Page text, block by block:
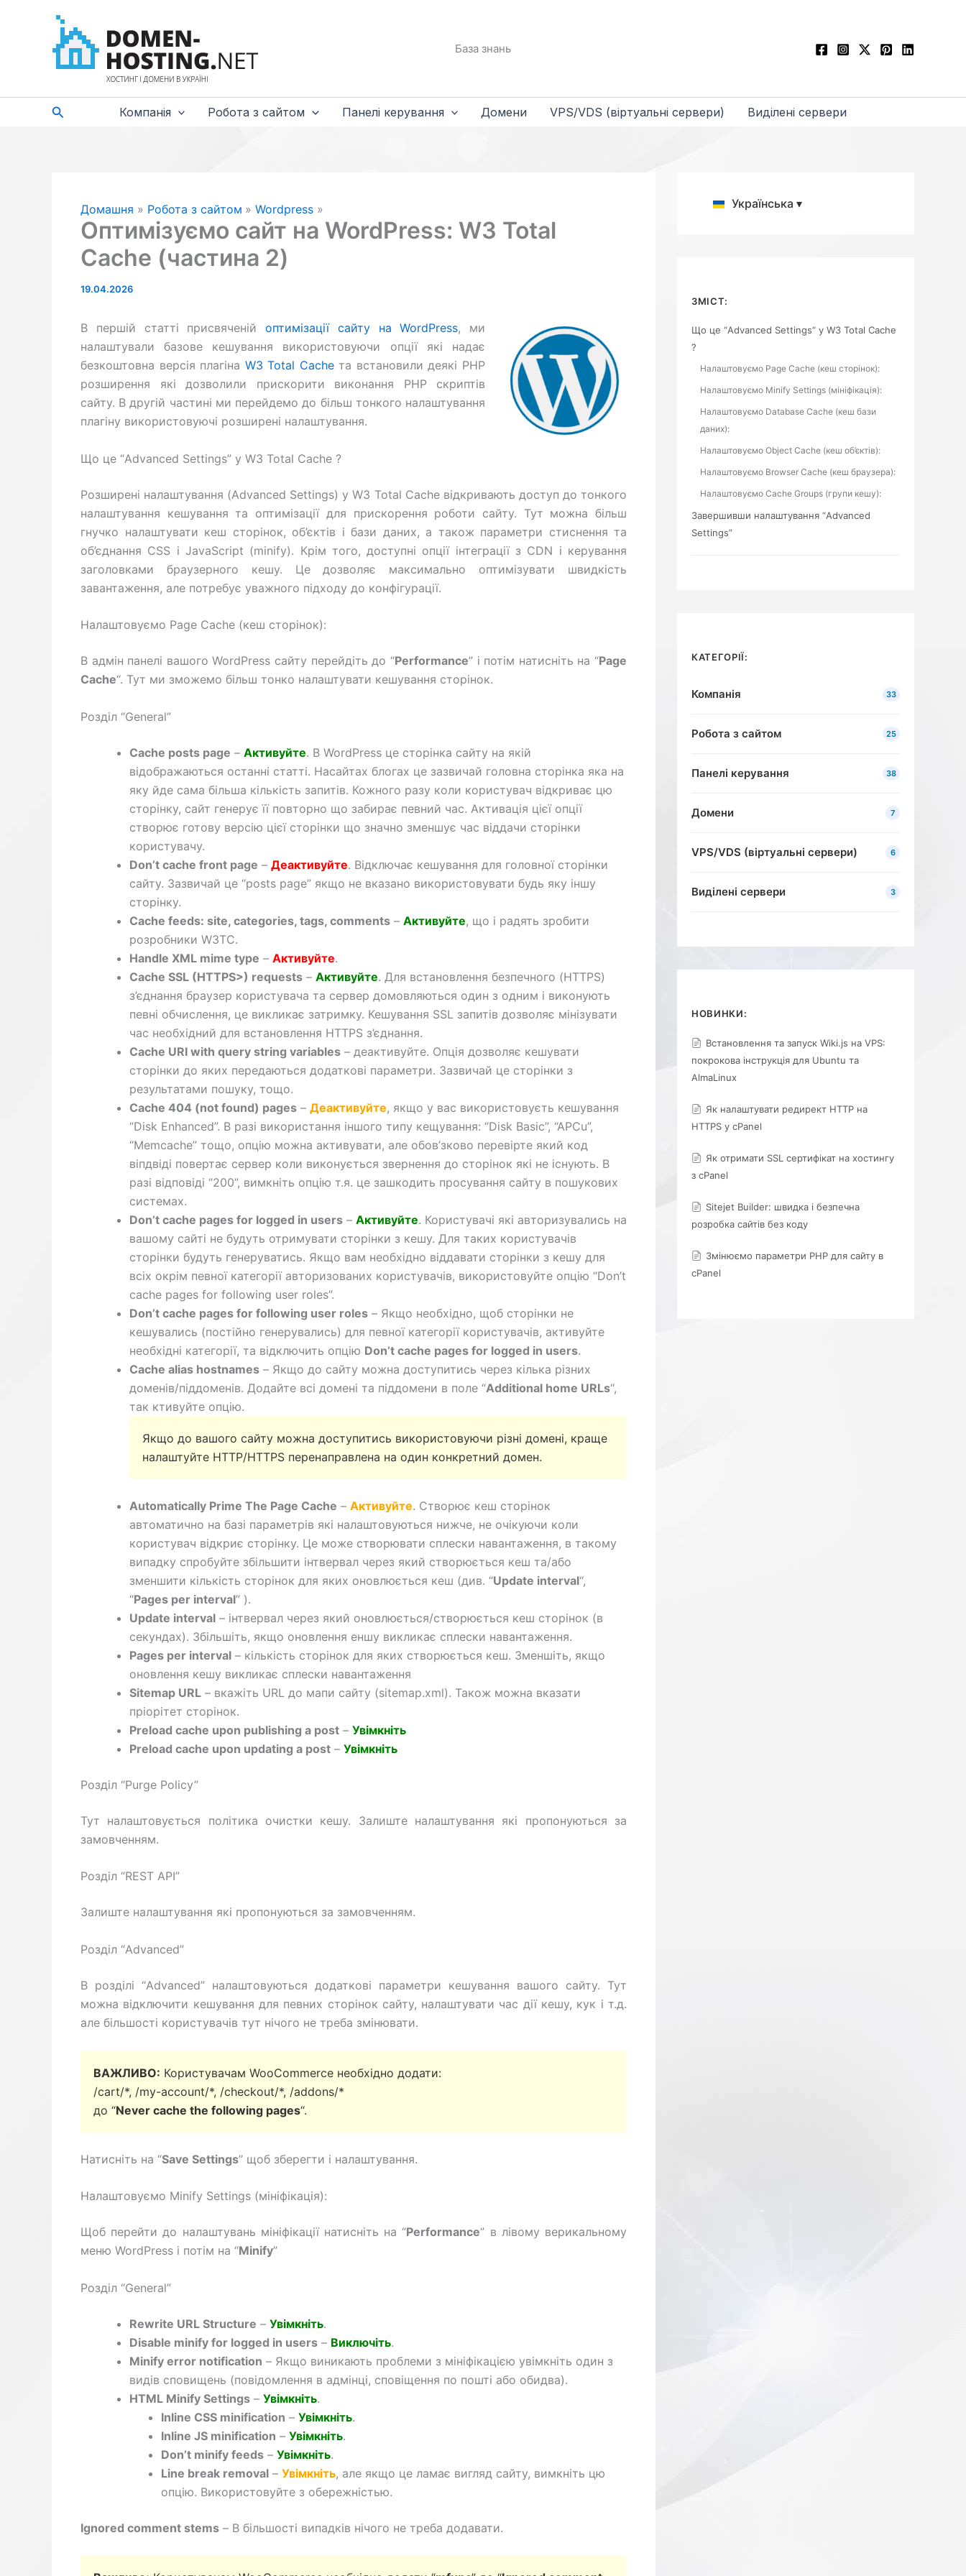
База знань
Пошук Компанія Робота з сайтом Панелі керування Домени VPS/VDS (віртуальні сервери) Виділені сервери
Домашня Робота з сайтом Wordpress
Оптимізуємо сайт на WordPress: W3 Total
Cache (частина 2)
19.04.2026
В першій статті присвяченій оптимізації сайту на WordPress, ми
налаштували базове кешування використовуючи опції які надає
безкоштовна версія плагіна W3 Total Cacheта встановили деякі PHP
розширення які дозволили прискорити виконання PHP скриптів
сайту. В другій частині ми перейдемо до більш тонкого налаштування
плагіну використовуючі розширені налаштування.
Що це “Advanced Settings” у W3 Total Cache ?
Розширені налаштування (Advanced Settings) у W3 Total Cache відкривають доступ до тонкого
налаштування кешування та оптимізації для прискорення роботи сайту. Тут можна більш
гнучко налаштувати кеш сторінок, об’єктів і бази даних, а також параметри стиснення та
об’єднання CSS і JavaScript (minify). Крім того, доступні опції інтеграції з CDN і керування
заголовками браузерного кешу. Це дозволяє максимально оптимізувати швидкість
завантаження, але потребує уважного підходу до конфігурації.
Налаштовуємо Page Cache (кеш сторінок):
В адмін панелі вашого WordPress сайту перейдіть до “Performance” і потім натисніть на “Page
Cache“. Тут ми зможемо більш тонко налаштувати кешування сторінок.
Розділ “General”
Cache posts page – Активуйте. В WordPress це сторінка сайту на якій
відображаються останні статті. Насайтах блогах це зазвичай головна сторінка яка на
яку йде сама більша кількість запитів. Кожного разу коли користувач відкриває цю
сторінку, сайт генерує її повторно що забирає певний час. Активація цієї опції
створює готову версію цієї сторінки що значно зменшує час віддачи сторінки
користувачу.
Don’t cache front page – Деактивуйте. Відключає кешування для головної сторінки
сайту. Зазвичай це “posts page” якщо не вказано використовувати будь яку іншу
сторінку.
Cache feeds: site, categories, tags, comments – Активуйте, що і радять зробити
розробники W3TC.
Handle XML mime type – Активуйте.
Cache SSL (HTTPS>) requests – Активуйте. Для встановлення безпечного (HTTPS)
з’єднання браузер користувача та сервер домовляються один з одним і виконують
певні обчислення, це викликає затримку. Кешування SSL запитів дозволяє мінізувати
час необхідний для встановлення HTTPS з’єднання.
Cache URI with query string variables – деактивуйте. Опція дозволяє кешувати
сторінки до яких передаються додаткові параметри. Зазвичай це сторінки з
результатами пошуку, тощо.
Cache 404 (not found) pages – Деактивуйте, якщо у вас використовуєть кешування
“Disk Enhanced”. В разі використання іншого типу кещування: “Disk Basic”, “APCu”,
“Memcache” тощо, опцію можна активувати, але обов’зково перевірте який код
віпдвіді повертає сервер коли виконується звернення до сторінок які не існують. В
разі відповіді “200”, вимкніть опцію т.я. це зашкодить просування сайту в пошукових
системах.
Don’t cache pages for logged in users – Активуйте. Користувачі які авторизувались на
вашому сайті не будуть отримувати сторінки з кешу. Для таких користувачів
сторінки будуть генеруватись. Якщо вам необхідно віддавати сторінки з кешу для
всіх окрім певної категорії авторизованих користувачів, використовуйте опцію “Don’t
cache pages for following user roles”.
Don’t cache pages for following user roles – Якщо необхідно, щоб сторінки не
кешувались (постійно генерувались) для певної категорії користувачів, активуйте
необхідні категорії, та відключить опцію Don’t cache pages for logged in users.
Cache alias hostnames – Якщо до сайту можна доступитись через кілька різних
доменів/піддоменів. Додайте всі домені та піддомени в поле “Additional home URLs“,
так ктивуйте опцію.
Якщо до вашого сайту можна доступитись використовуючи різні домені, краще
налаштуйте HTTP/HTTPS перенаправлена на один конкретний домен.
Automatically Prime The Page Cache – Активуйте. Створює кеш сторінок
автоматично на базі параметрів які налаштовуються нижче, не очікуючи коли
користувач відкриє сторінку. Це може створювати сплески навантаження, в такому
випадку спробуйте збільшити інтвервал через який створюється кеш та/або
зменшити кількість сторінок для яких оновлюється кеш (див. “Update interval“,
“Pages per interval” ).
Update interval – інтвервал через який оновлюється/створюється кеш сторінок (в
секундах). Збільшіть, якщо оновлення еншу викликає сплески навантаження.
Pages per interval – кількість сторінок для яких створюється кеш. Зменшіть, якщо
оновлення кешу викликає сплески навантаження
Sitemap URL – вкажіть URL до мапи сайту (sitemap.xml). Також можна вказати
пріорітет сторінок.
Preload cache upon publishing a post – Увімкніть
Preload cache upon updating a post – Увімкніть
Розділ “Purge Policy”
Тут налаштовується політика очистки кешу. Залиште налаштування які пропонуються за
замовченням.
Розділ “REST API”
Залиште налаштування які пропонуються за замовченням.
Розділ “Advanced”
В розділі “Advanced” налаштовуються додаткові параметри кешування вашого сайту. Тут
можна відключити кешування для певних сторінок сайту, налаштувати час дії кешу, кук і т.д.
але більшості користувачів тут нічого не треба змінювати.
ВАЖЛИВО: Користувачам WooCommerce необхідно додати:
/cart/*, /my-account/*, /checkout/*, /addons/*
до “Never cache the following pages“.
Натисніть на “Save Settings” щоб зберегти і налаштування.
Налаштовуємо Minify Settings (мініфікація):
Щоб перейти до налаштувань мініфікації натисніть на “Performance” в лівому верикальному
меню WordPress і потім на “Minify”
Розділ “General”
Rewrite URL Structure – Увімкніть.
Disable minify for logged in users – Виключіть.
Minify error notification – Якщо виникають проблеми з мініфікацією увімкніть один з
видів сповищень (повідомлення в адмінці, сповіщення по пошті або обидва).
HTML Minify Settings – Увімкніть.
Inline CSS minification – Увімкніть.
Inline JS minification – Увімкніть.
Don’t minify feeds – Увімкніть.
Line break removal – Увімкніть, але якщо це ламає вигляд сайту, вимкніть цю
опцію. Використовуйте з обережністью.
Ignored comment stems – В більшості випадків нічого не треба додавати.
Українська ▾
ЗМІСТ:
Що це “Advanced Settings” у W3 Total Cache
?
Налаштовуємо Page Cache (кеш сторінок):
Налаштовуємо Minify Settings (мініфікація):
Налаштовуємо Database Cache (кеш бази
даних):
Налаштовуємо Object Cache (кеш об’єктів):
Налаштовуємо Browser Cache (кеш браузера):
Налаштовуємо Cache Groups (групи кешу):
Завершивши налаштування “Advanced
Settings”
КАТЕГОРІЇ:
Компанія 33
Робота з сайтом 25
Панелі керування 38
Домени 7
VPS/VDS (віртуальні сервери) 6
Виділені сервери 3
НОВИНКИ:
Встановлення та запуск Wiki.js на VPS:
покрокова інструкція для Ubuntu та
AlmaLinux
Як налаштувати редирект HTTP на
HTTPS у cPanel
Як отримати SSL сертифікат на хостингу
з cPanel
Sitejet Builder: швидка і безпечна
розробка сайтів без коду
Змінюємо параметри PHP для сайту в
cPanel